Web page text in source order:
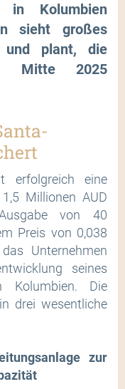
in Kolumbien
sieht großes
und plant, die
Mitte 2025
erfolgreich eine
Millionen AUD
von 40
Preis von 0,038
Unternehmen
seines
Kolumbien. Die
drei wesentliche
zur